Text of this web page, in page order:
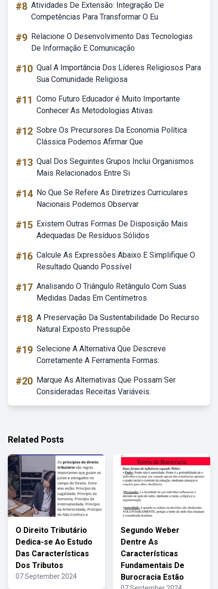
#8 Atividades De Extensão: Integração De
Competências Para Transformar O Eu
#9 Relacione O Desenvolvimento Das Tecnologias
De Informação E Comunicação
#10 Qual A Importância Dos Líderes Religiosos Para
Sua Comunidade Religiosa
#11 Como Futuro Educador é Muito Importante
Conhecer As Metodologias Ativas
#12 Sobre Os Precursores Da Economia Política
Clássica Podemos Afirmar Que
#13 Qual Dos Seguintes Grupos Inclui Organismos
Mais Relacionados Entre Si
#14 No Que Se Refere As Diretrizes Curriculares
Nacionais Podemos Observar
#15 Existem Outras Formas De Disposição Mais
Adequadas De Resíduos Sólidos
#16 Calcule As Expressões Abaixo E Simplifique O
Resultado Quando Possível
#17 Analisando O Triângulo Retângulo Com Suas
Medidas Dadas Em Centímetros
#18 A Preservação Da Sustentabilidade Do Recurso
Natural Exposto Pressupõe
#19 Selecione A Alternativa Que Descreve
Corretamente A Ferramenta Formas:
#20 Marque As Alternativas Que Possam Ser
Consideradas Receitas Variáveis.
Related Posts
O Direito Tributário
Dedica-se Ao Estudo
Das Características
Dos Tributos
07 September 2024
Segundo Weber
Dentre As
Características
Fundamentais De
Burocracia Estão